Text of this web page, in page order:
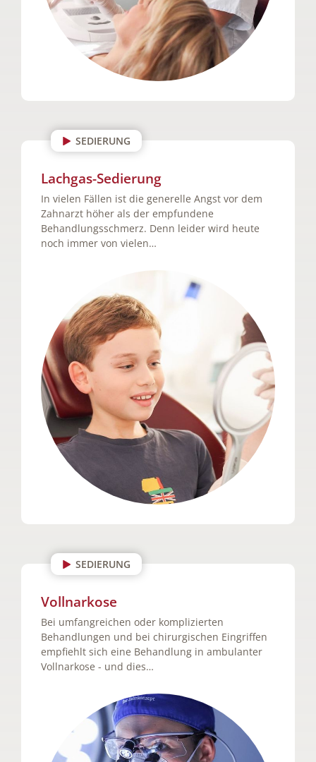
SEDIERUNG
Lachgas-Sedierung
In vielen Fällen ist die generelle Angst vor dem
Zahnarzt höher als der empfundene
Behandlungsschmerz. Denn leider wird heute
noch immer von vielen…
SEDIERUNG
Vollnarkose
Bei umfangreichen oder komplizierten
Behandlungen und bei chirurgischen Eingriffen
empfiehlt sich eine Behandlung in ambulanter
Vollnarkose - und dies…